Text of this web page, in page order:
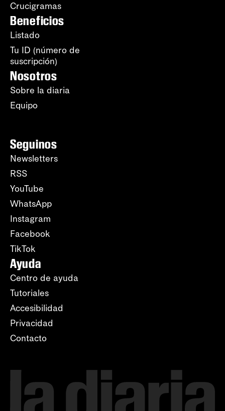
Crucigramas
Beneficios
Listado
Tu ID (número de
suscripción)
Nosotros
Sobre la diaria
Equipo
Seguinos
Newsletters
RSS
YouTube
WhatsApp
Instagram
Facebook
TikTok
Ayuda
Centro de ayuda
Tutoriales
Accesibilidad
Privacidad
Contacto